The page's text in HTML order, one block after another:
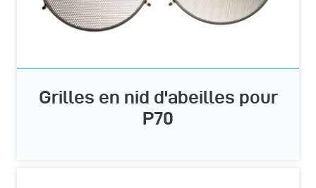
Grilles en nid d'abeilles pour
P70